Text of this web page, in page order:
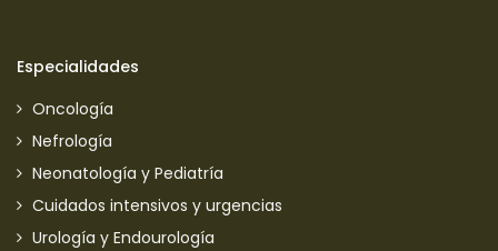
Especialidades
Oncología
Nefrología
Neonatología y Pediatría
Cuidados intensivos y urgencias
Urología y Endourología